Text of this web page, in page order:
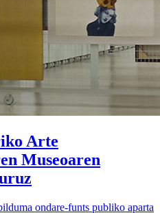
Arte
Museoaren
ondare-funts publiko aparta